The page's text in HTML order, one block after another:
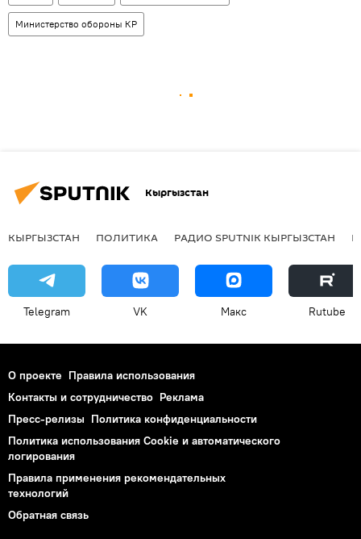
Министерство обороны КР
Кыргызстан
КЫРГЫЗСТАН ПОЛИТИКА РАДИО SPUTNIK КЫРГЫЗСТАН
Telegram VK Макс Rutube
О проекте Правила использования
Контакты и сотрудничество Реклама
Пресс-релизы Политика конфиденциальности
Политика использования Cookie и автоматического
логирования
Правила применения рекомендательных
технологий
Обратная связь